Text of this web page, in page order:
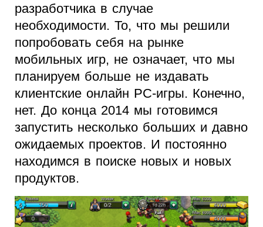
разработчика в случае
необходимости. То, что мы решили
попробовать себя на рынке
мобильных игр, не означает, что мы
планируем больше не издавать
клиентские онлайн PC-игры. Конечно,
нет. До конца 2014 мы готовимся
запустить несколько больших и давно
ожидаемых проектов. И постоянно
находимся в поиске новых и новых
продуктов.